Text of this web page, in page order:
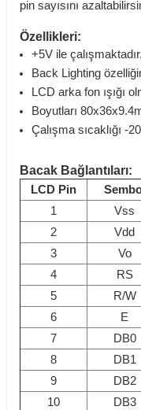
pin sayısını
Özellikleri:
+5V ile çalışmaktadır.
Back Lighting
LCD arka fon ışığı
Boyutları
Çalışma sıcaklığı -
Bacak Bağlantıları:
LCD Pin
1
Vss
2
Vdd
3
Vo
4
RS
5
R/W
6
E
7
DB0
8
DB1
9
DB2
10
DB3